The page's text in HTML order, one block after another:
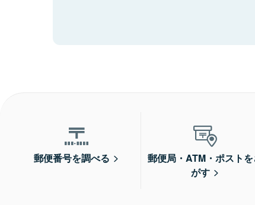
郵便番号を調べる
郵便局・ATM・ポストを
がす